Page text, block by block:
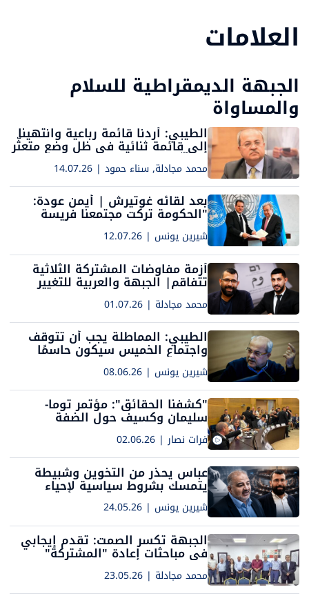
العلامات
الجبهة الديمقراطية للسلام
والمساواة
الطيبي: أردنا قائمة رباعية وانتهينا
إلى قائمة ثنائية في ظل وضع متعثّر
ومتأزّم
محمد مجادلة, سناء حمود |
14.07.26
بعد لقائه غوتيرش | أيمن عودة:
"الحكومة تركت مجتمعنا فريسة
لعصابات الإجرام"
شيرين يونس |
12.07.26
أزمة مفاوضات المشتركة الثلاثية
تتفاقم| الجبهة والعربية للتغيير
يتبادلان الاتهامات عبر راديو الناس
محمد مجادلة |
01.07.26
الطيبي: المماطلة يجب أن تتوقف
واجتماع الخميس سيكون حاسمًا
شيرين يونس |
08.06.26
"كشفنا الحقائق": مؤتمر توما-
سليمان وكسيف حول الضفة
و"الترانسفير" يشعل التوتر
والمشادات داخل الكنيست
فرات نصار |
02.06.26
عباس يحذر من التخوين وشبيطة
يتمسك بشروط سياسية لإحياء
المشتركة
شيرين يونس |
24.05.26
الجبهة تكسر الصمت: تقدم إيجابي
في مباحثات إعادة "المشتركة"
واجتماع حاسم بعد العيد
محمد مجادلة |
23.05.26